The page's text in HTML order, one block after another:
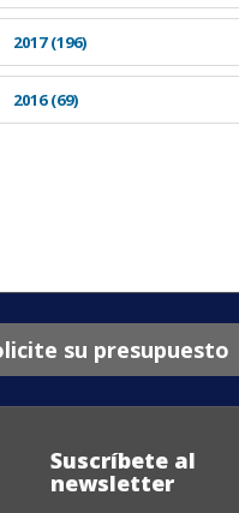
2017 (196)
2016 (69)
su presupuesto
Suscríbete al
newsletter